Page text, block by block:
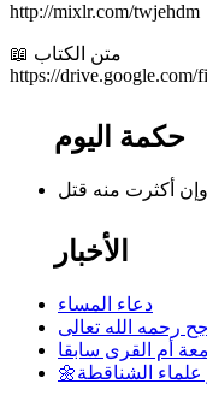
http://mixlr.com/twjehdm
📖 متن الكتاب
https://
حكمة اليوم
الأخبار
دعاء المساء
رحمه الله تعالى
أم القرى سابقا